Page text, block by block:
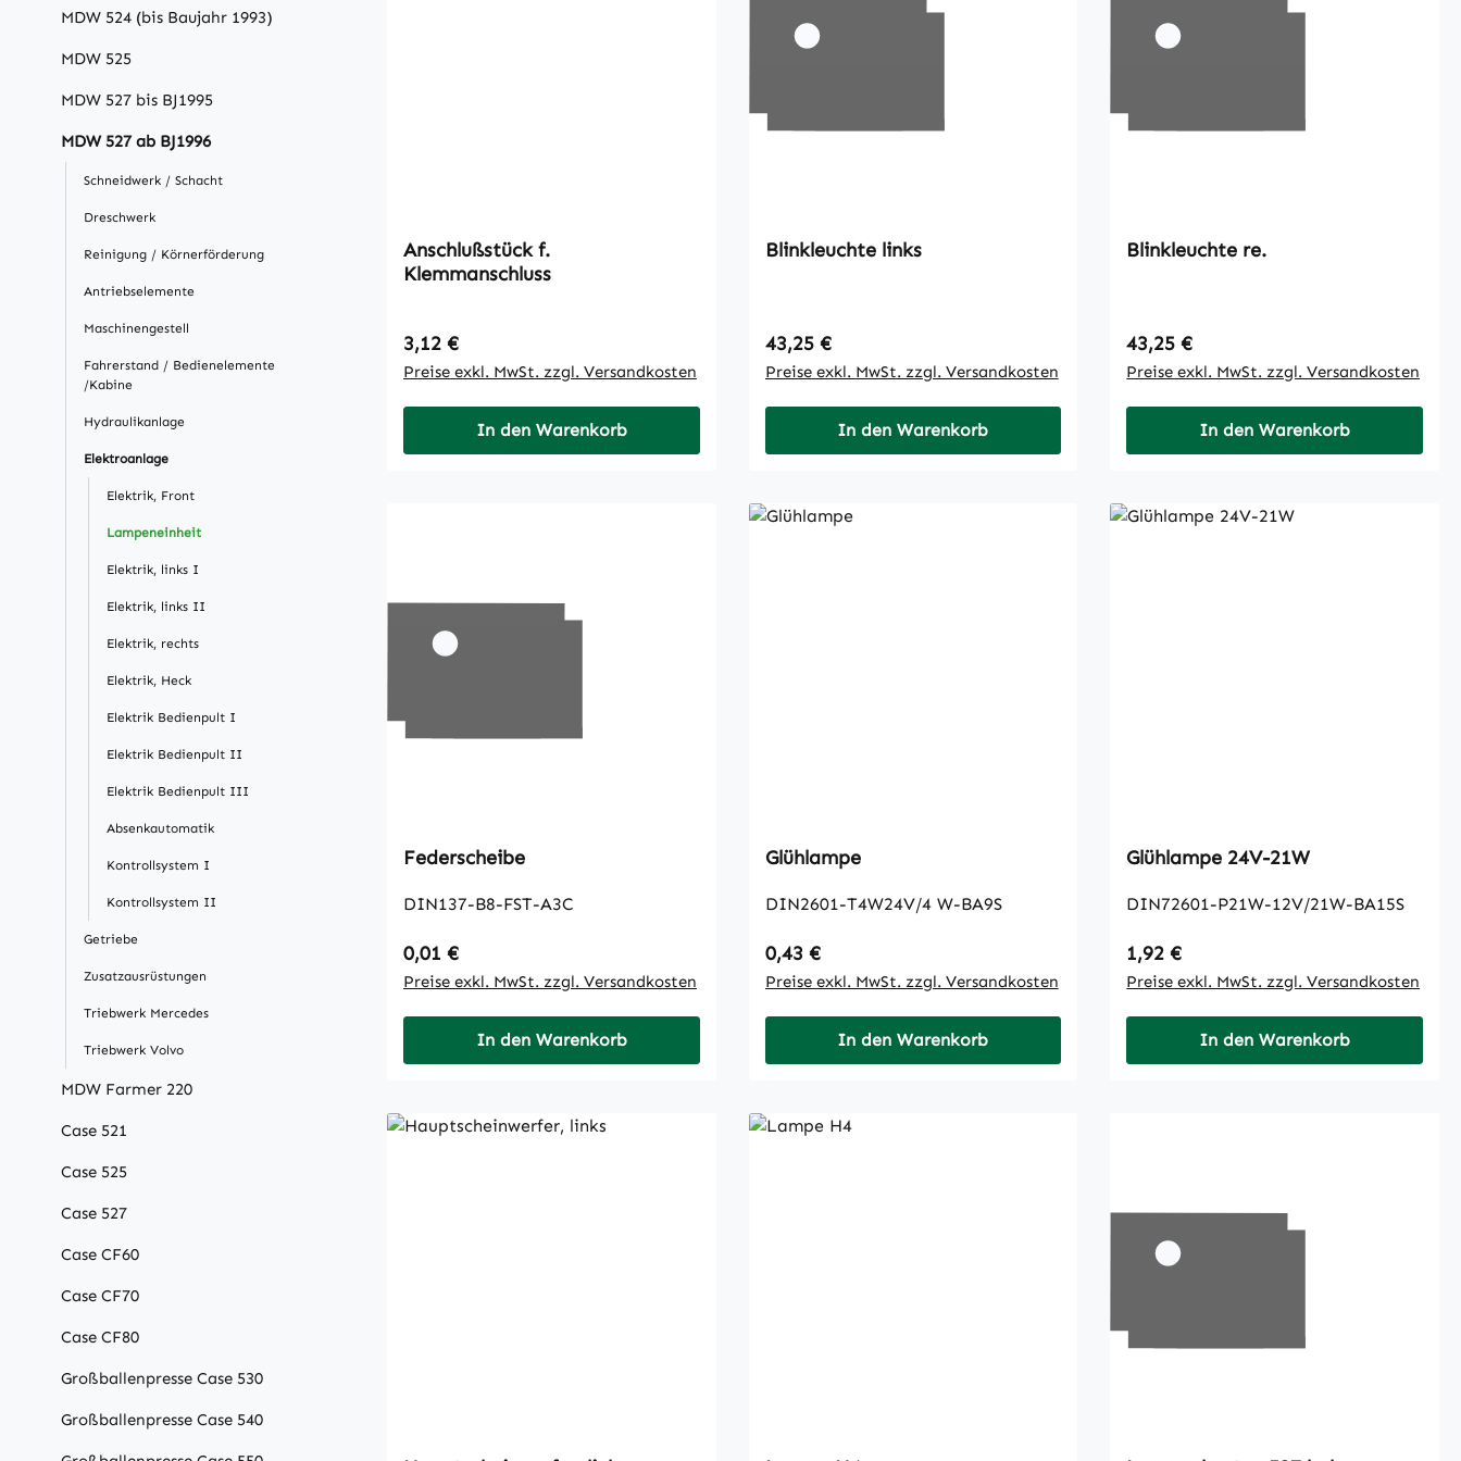
MDW 524 (bis Baujahr 1993)
MDW 525
MDW 527 bis BJ1995
MDW 527 ab BJ1996
Schneidwerk / Schacht
Dreschwerk
Reinigung / Körnerförderung
Antriebselemente
Maschinengestell
Fahrerstand / Bedienelemente
/Kabine
Hydraulikanlage
Elektroanlage
Elektrik, Front
Lampeneinheit
Elektrik, links I
Elektrik, links II
Elektrik, rechts
Elektrik, Heck
Elektrik Bedienpult I
Elektrik Bedienpult II
Elektrik Bedienpult III
Absenkautomatik
Kontrollsystem I
Kontrollsystem II
Getriebe
Zusatzausrüstungen
Triebwerk Mercedes
Triebwerk Volvo
MDW Farmer 220
Case 521
Case 525
Case 527
Case CF60
Case CF70
Case CF80
Großballenpresse Case 530
Großballenpresse Case 540
Anschlußstück f.
Klemmanschluss
Regulärer Preis:
3,12 €
Preise exkl. MwSt. zzgl. Versandkosten
In den Warenkorb
Blinkleuchte links
Regulärer Preis:
43,25 €
Preise exkl. MwSt. zzgl. Versandkosten
In den Warenkorb
Blinkleuchte re.
Regulärer Preis:
43,25 €
Preise exkl. MwSt. zzgl. Versandkosten
In den Warenkorb
Federscheibe
DIN137-B8-FST-A3C
Regulärer Preis:
0,01 €
Preise exkl. MwSt. zzgl. Versandkosten
In den Warenkorb
Glühlampe
DIN2601-T4W24V/4 W-BA9S
Regulärer Preis:
0,43 €
Preise exkl. MwSt. zzgl. Versandkosten
In den Warenkorb
Glühlampe 24V-21W
DIN72601-P21W-12V/21W-BA15S
Regulärer Preis:
1,92 €
Preise exkl. MwSt. zzgl. Versandkosten
In den Warenkorb